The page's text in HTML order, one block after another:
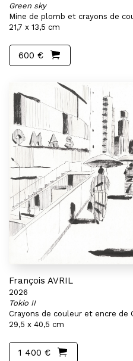
Green sky
Mine de plomb et crayons de
21,7 x 13,5 cm
600 €
François AVRIL
2026
Tokio II
Crayons de couleur et encre de
29,5 x 40,5 cm
1 400 €